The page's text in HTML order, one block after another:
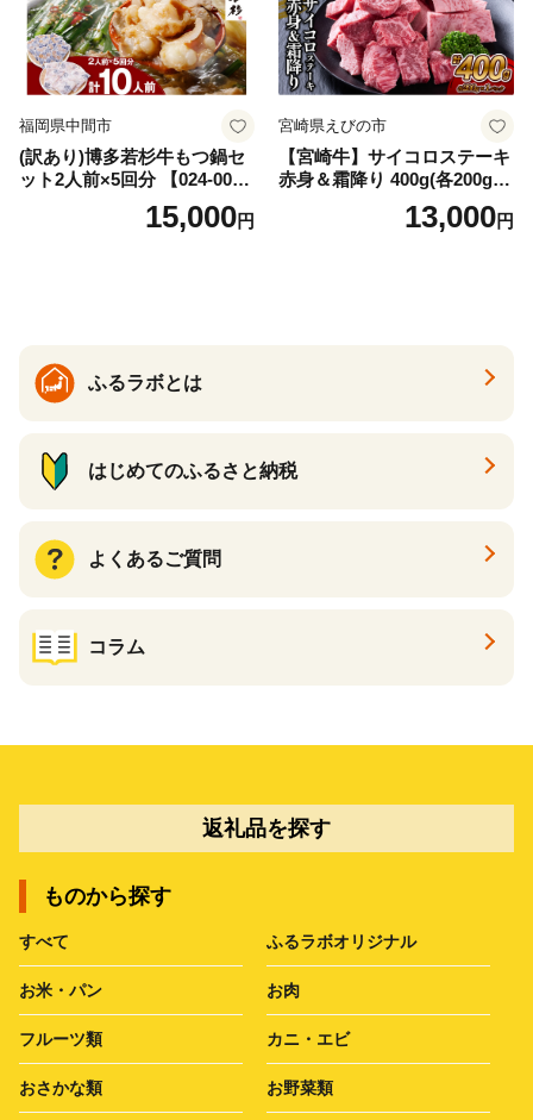
福岡県中間市
(訳あり)博多若杉牛もつ鍋セ
ット2人前×5回分 【024-002
15,000円
宮崎県えびの市
【宮崎牛】サイコロステーキ
赤身＆霜降り 400g(各200g×
１P 計2P) 真空パック 冷凍
13,000円
ふるラボとは
はじめてのふるさと納税
よくあるご質問
コラム
返礼品を探す
ものから探す
すべて ふるラボオリジナル
お米・パン お肉
フルーツ類 カニ・エビ
おさかな類 お野菜類